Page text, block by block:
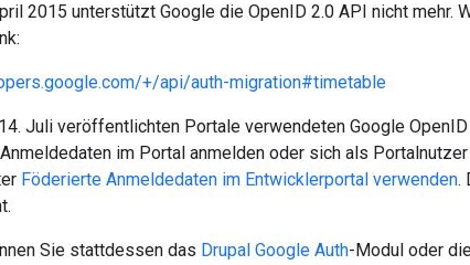
2015 unterstützt Google die OpenID 2.0 API nicht mehr.
+/api/auth-migration#timetable
Juli veröffentlichten Portale verwendeten Google
im Portal anmelden oder sich als
Föderierte Anmeldedaten im Entwicklerportal verwenden.
Sie stattdessen das Drupal Google Auth-Modul oder